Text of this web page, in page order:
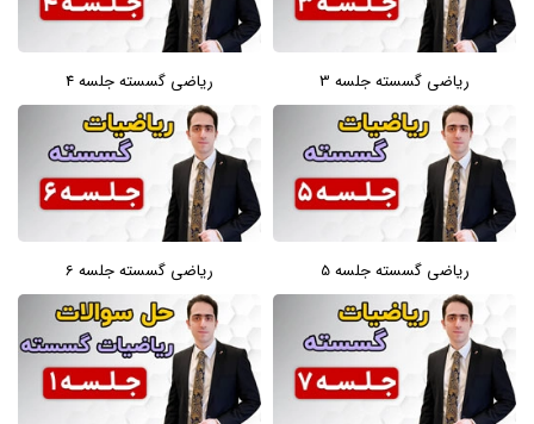
ریاضی گسسته جلسه 3 ریاضی گسسته جلسه 4
ریاضی گسسته جلسه 5 ریاضی گسسته جلسه 6